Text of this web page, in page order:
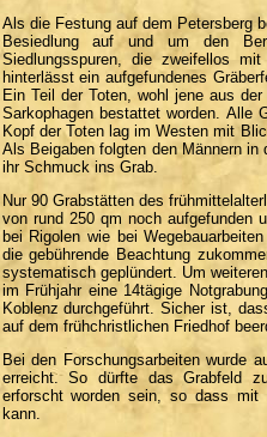
Als die Festung auf dem Petersberg
Besiedlung auf und um den
Siedlungsspuren, die zweifellos
hinterlässt ein aufgefundenes
Ein Teil der Toten, wohl jene aus
Sarkophagen bestattet worden. Alle
Kopf der Toten lag im Westen mit
Als Beigaben folgten den Männern in
ihr Schmuck ins Grab.
Nur 90 Grabstätten des
von rund 250 qm noch aufgefunden
bei Rigolen wie bei
die gebührende Beachtung
systematisch geplündert. Um
im Frühjahr eine 14tägige
Koblenz durchgeführt. Sicher ist,
auf dem frühchristlichen Friedhof
Bei den Forschungsarbeiten wurde
erreicht. So dürfte das Grabfeld
erforscht worden sein, so dass mit
kann.